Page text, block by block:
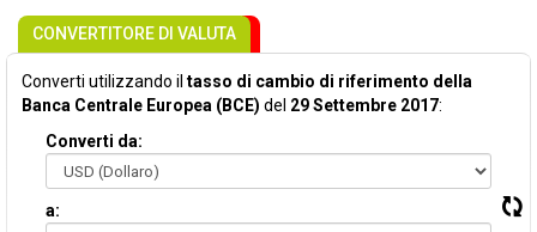
CONVERTITORE DI VALUTA
Converti utilizzando il tasso di cambio di riferimento della
Banca Centrale Europea (BCE) del 29 Settembre 2017:
Converti da:
a: